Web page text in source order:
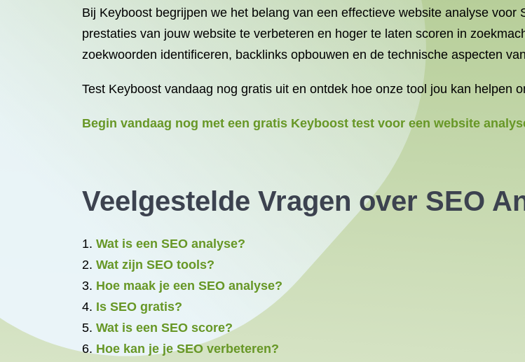
Bij Keyboost begrijpen we het belang van een effectieve website analyse
prestaties van jouw website te verbeteren en hoger te laten scoren in
zoekwoorden identificeren, backlinks opbouwen en de technische aspecten
Test Keyboost vandaag nog gratis uit en ontdek hoe onze tool jou kan helpen
Begin vandaag nog met een gratis Keyboost test voor een website
Veelgestelde Vragen over SEO
Wat is een SEO analyse?
Wat zijn SEO tools?
Hoe maak je een SEO analyse?
Is SEO gratis?
Wat is een SEO score?
Hoe kan je je SEO verbeteren?